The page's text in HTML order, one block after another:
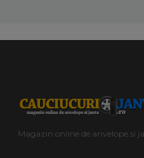
Magazin online de anvelope si